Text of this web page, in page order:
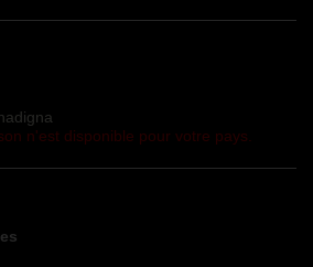
n'est disponible pour votre pays.